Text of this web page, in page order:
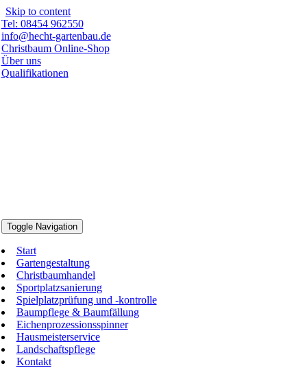
Skip to content
Tel: 08454 962550
info@hecht-gartenbau.de
Christbaum Online-Shop
Über uns
Qualifikationen
Toggle Navigation
Start
Gartengestaltung
Christbaumhandel
Sportplatzsanierung
Spielplatzprüfung und -kontrolle
Baumpflege & Baumfällung
Eichenprozessionsspinner
Hausmeisterservice
Landschaftspflege
Kontakt